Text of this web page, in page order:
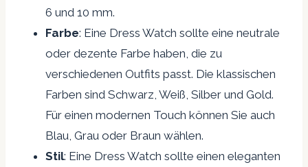
6 und 10 mm.
Farbe: Eine Dress Watch sollte eine neutrale
oder dezente Farbe haben, die zu
verschiedenen Outfits passt. Die klassischen
Farben sind Schwarz, Weiß, Silber und Gold.
Für einen modernen Touch können Sie auch
Blau, Grau oder Braun wählen.
Stil: Eine Dress Watch sollte einen eleganten